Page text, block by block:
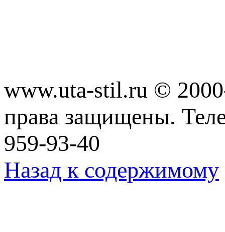
www.uta-stil.ru ©
права защищены.
959-93-40
Назад к содержимому